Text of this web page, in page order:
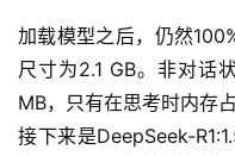
加载模型之后，仍然
尺寸为2.1 GB。非对话
MB，只有在思考时内存
接下来是DeepSeek-